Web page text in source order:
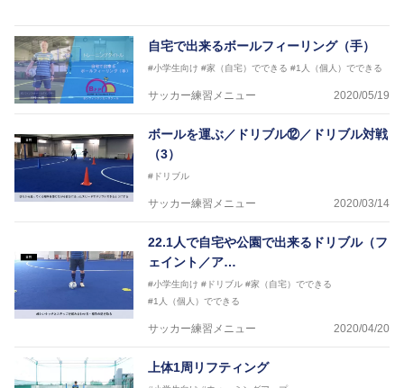
【指導歴】
FリーグU23選抜監督、ミャンマー女子フットサル代
表監督
日本サッカー協会フットサルインストラクター、AFC
（アジアサッカー連盟）フットサルインストラクター
JFA公認A級コーチジェネラルライセンス・JFA公認フ
ットサルB級コーチライセンス
横山 哲久
【指導歴】
【資格】
日本サッカー協会公認B級ライセンス・日本サッカー
協会公認フットサルB級ライセンス
※全コーチボンフィンサッカースクール所属
自宅で出来るボールフィーリング（手）
#小学生向け #家（自宅）でできる #1人（個人）でできる
サッカー練習メニュー 2020/05/19
ボールを運ぶ／ドリブル⑫／ドリブル対戦
（3）
#ドリブル
サッカー練習メニュー 2020/03/14
22.1人で自宅や公園で出来るドリブル（フ
ェイント／ア…
#小学生向け #ドリブル #家（自宅）でできる
#1人（個人）でできる
サッカー練習メニュー 2020/04/20
上体1周リフティング